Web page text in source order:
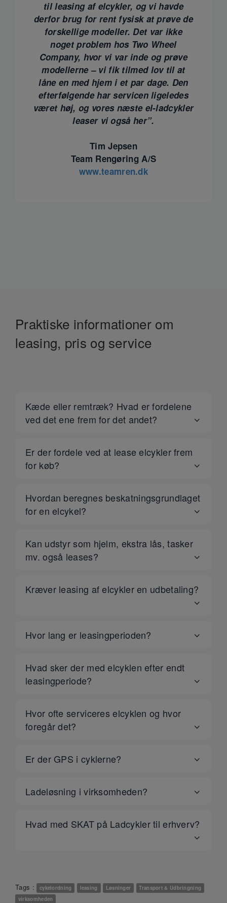
til leasing af elcykler, og vi havde
derfor brug for rent fysisk at prøve de
forskellige modeller. Det var ikke
noget problem hos Two Wheel
Company, hvor vi var inde og prøve
modellerne – vi fik tilmed lov til at
låne en med hjem i et par dage. Den
efterfølgende har servicen ligeledes
været høj, og vores næste el-ladcykler
leaser vi også her”.
Tim Jepsen
Team Rengøring A/S
www.teamren.dk
Praktiske informationer om
leasing, pris og service
Kæde eller remtræk? Hvad er fordelene
ved det ene frem for det andet?
Er der fordele ved at lease elcykler frem
for køb?
Hvordan beregnes beskatningsgrundlaget
for en elcykel?
Kan udstyr som hjelm, ekstra lås, tasker
mv. også leases?
Kræver leasing af elcykler en udbetaling?
Hvor lang er leasingperioden?
Hvad sker der med elcyklen efter endt
leasingperiode?
Hvor ofte serviceres elcyklen og hvor
foregår det?
Er der GPS i cyklerne?
Ladeløsning i virksomheden?
Hvad med SKAT på Ladcykler til erhverv?
Tags : cykelordning leasing Løsninger
Transport & Udbringning
virksomheden